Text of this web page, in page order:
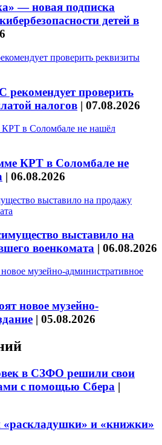
— новая подписка
детей в
проверить
налогов | 07.08.2026
КРТ в Соломбале не
| 06.08.2026
выставило на
военкомата | 06.08.2026
новое музейно-
| 05.08.2026
в СЗФО решили свои
с помощью Сбера |
«раскладушки» и «книжки»